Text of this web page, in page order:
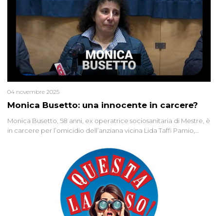
Monica Busetto: una innocente in carcere?
04 novembre 2025
Monica Busetto, 58 anni, ex operatrice sociosanitaria di Mestre, è
in carcere per l’omicidio dell’anziana vicina Lida Taffi Pamio,
minuscola su una collanina, Monica si proclama innocente. Nel
2015 un’altra donna confessa lo stesso delitto, poi ritratta. Due
colpevoli per un solo omicidio: errore giudiziario o giustizia